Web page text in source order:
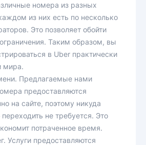
номера из разных
из них есть по несколько
Это позволяет обойти
Таким образом, вы
в Uber практически
мира.
Предлагаемые нами
предоставляются
на сайте, поэтому никуда
не требуется. Это
потраченное время.
Услуги предоставляются